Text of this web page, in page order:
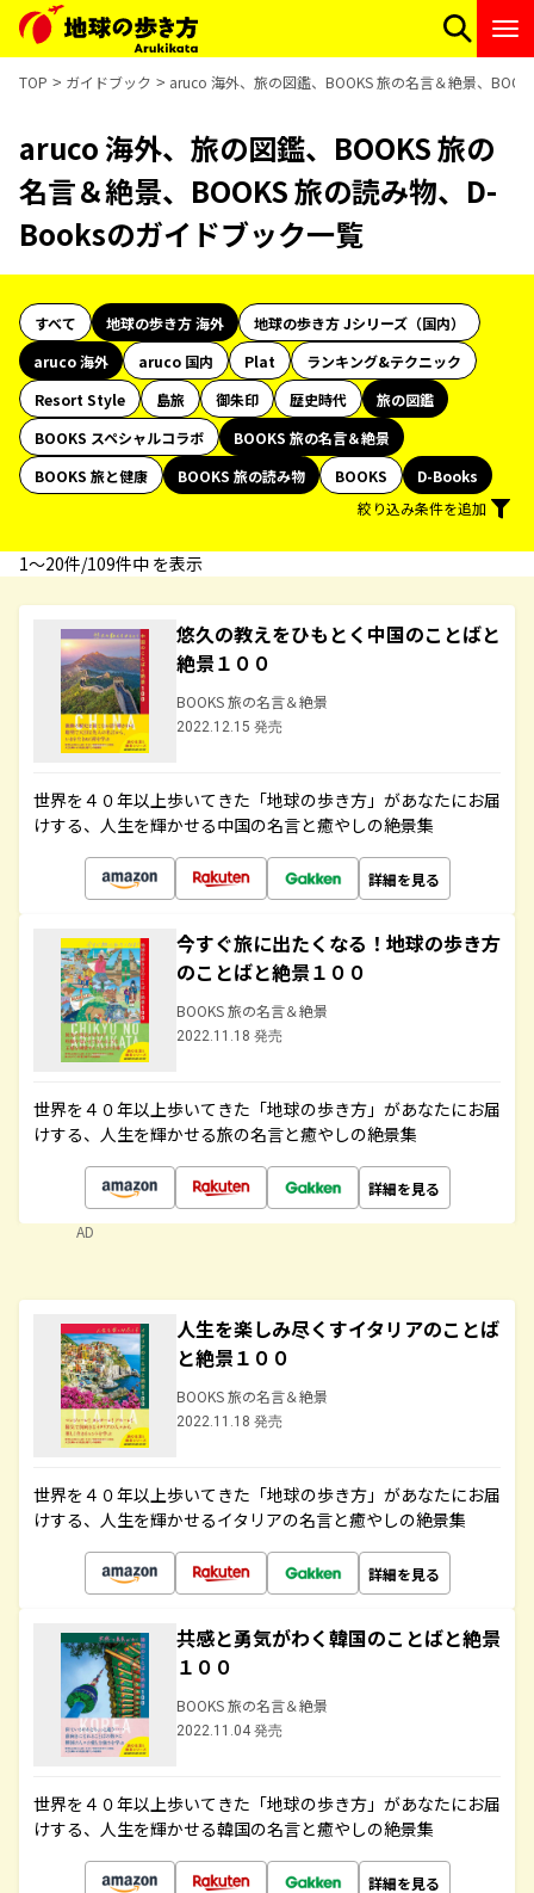
TOP ガイドブック aruco 海外、旅の図鑑、BOOKS 旅の名言＆絶景、
aruco 海外、旅の図鑑、BOOKS 旅の
名言＆絶景、BOOKS 旅の読み物、D-
Booksのガイドブック一覧
すべて 地球の歩き方 海外
地球の歩き方 Jシリーズ（国内）
aruco 海外
aruco 国内 Plat
ランキング&テクニック
Resort Style
島旅 御朱印 歴史時代
旅の図鑑
BOOKS スペシャルコラボ
BOOKS 旅の名言＆絶景
BOOKS 旅と健康
BOOKS 旅の読み物 BOOKS
D-Books
絞り込み条件を追加
1〜20件/109件中 を表示
悠久の教えをひもとく中国のことばと
絶景１００
BOOKS 旅の名言＆絶景
2022.12.15 発売
世界を４０年以上歩いてきた「地球の歩き方」があなたにお届
けする、人生を輝かせる中国の名言と癒やしの絶景集
詳細を見る
今すぐ旅に出たくなる！地球の歩き方
のことばと絶景１００
BOOKS 旅の名言＆絶景
2022.11.18 発売
世界を４０年以上歩いてきた「地球の歩き方」があなたにお届
けする、人生を輝かせる旅の名言と癒やしの絶景集
詳細を見る
AD
人生を楽しみ尽くすイタリアのことば
と絶景１００
BOOKS 旅の名言＆絶景
2022.11.18 発売
世界を４０年以上歩いてきた「地球の歩き方」があなたにお届
けする、人生を輝かせるイタリアの名言と癒やしの絶景集
詳細を見る
共感と勇気がわく韓国のことばと絶景
１００
BOOKS 旅の名言＆絶景
2022.11.04 発売
世界を４０年以上歩いてきた「地球の歩き方」があなたにお届
けする、人生を輝かせる韓国の名言と癒やしの絶景集
詳細を見る